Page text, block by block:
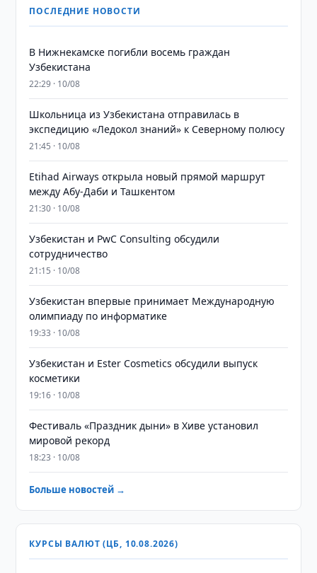
ПОСЛЕДНИЕ НОВОСТИ
В Нижнекамске погибли восемь граждан
Узбекистана
22:29 · 10/08
Школьница из Узбекистана отправилась в
экспедицию «Ледокол знаний» к Северному полюсу
21:45 · 10/08
Etihad Airways открыла новый прямой маршрут
между Абу-Даби и Ташкентом
21:30 · 10/08
Узбекистан и PwC Consulting обсудили
сотрудничество
21:15 · 10/08
Узбекистан впервые принимает Международную
олимпиаду по информатике
19:33 · 10/08
Узбекистан и Ester Cosmetics обсудили выпуск
косметики
19:16 · 10/08
Фестиваль «Праздник дыни» в Хиве установил
мировой рекорд
18:23 · 10/08
Больше новостей →
КУРСЫ ВАЛЮТ (ЦБ, 10.08.2026)